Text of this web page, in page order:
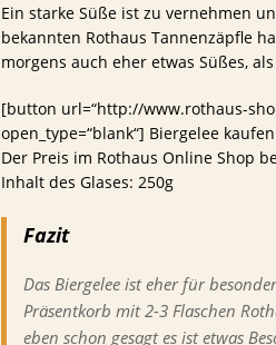
Ein starke Süße ist zu vernehmen
bekannten Rothaus Tannenzäpfle
morgens auch eher etwas Süßes,
[button url=“http://www.rothaus-
open_type=“blank“] Biergelee
Der Preis im Rothaus Online Shop
Inhalt des Glases: 250g
Fazit
Das Biergelee ist eher für
Präsentkorb mit 2-3 Flaschen
eben schon gesagt es ist etwas